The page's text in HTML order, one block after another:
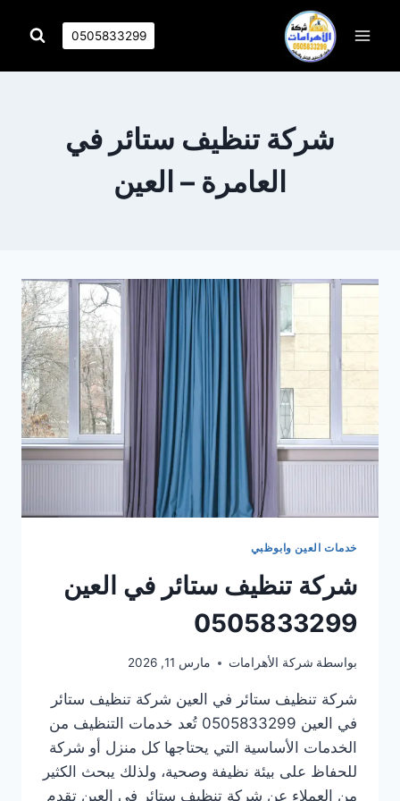
0505833299
شركة تنظيف ستائر في
العامرة – العين
خدمات العين وابوظبي
شركة تنظيف ستائر في العين
0505833299
بواسطة شركة الأهرامات مارس 11, 2026
شركة تنظيف ستائر في العين شركة تنظيف ستائر
في العين 0505833299 تُعد خدمات التنظيف من
الخدمات الأساسية التي يحتاجها كل منزل أو شركة
للحفاظ على بيئة نظيفة وصحية، ولذلك يبحث الكثير
من العملاء عن شركة تنظيف ستائر في العين تقدم